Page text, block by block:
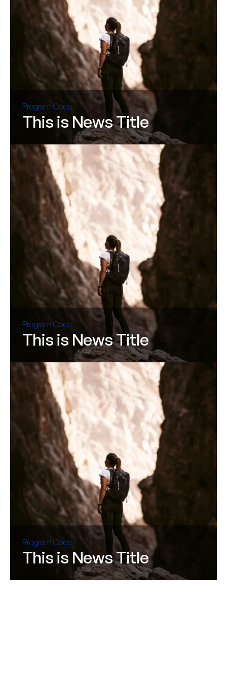
Program Code
This is News Title
Program Code
This is News Title
Program Code
This is News Title